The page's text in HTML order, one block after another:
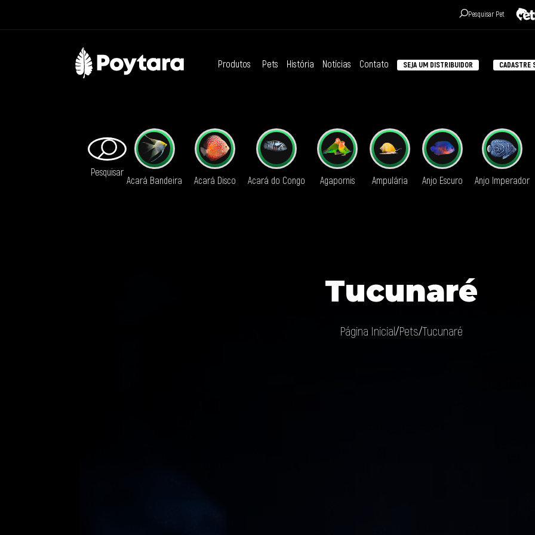
Pesquisar Pet
Produtos Pets História Notícias Contato SEJA UM DISTRIBUIDOR CADASTRE
Tucunaré
Página Inicial/Pets/Tucunaré
Pesquisar
Acará Bandeira Acará Disco Acará do Congo Agapornis Ampulária Anjo Escuro Anjo Imperador